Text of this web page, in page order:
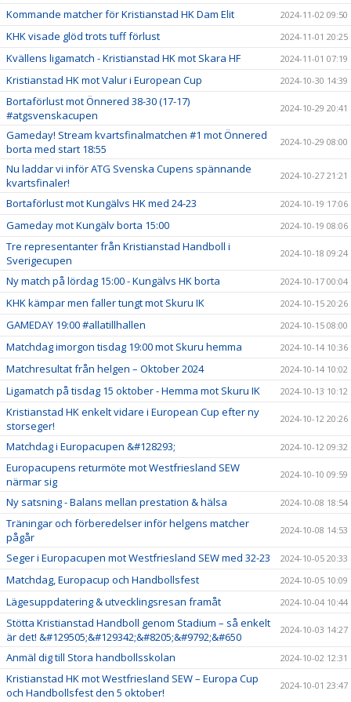
Kommande matcher för Kristianstad HK Dam Elit 2024-11-02 09:50
KHK visade glöd trots tuff förlust 2024-11-01 20:25
Kvällens ligamatch - Kristianstad HK mot Skara HF 2024-11-01 07:19
Kristianstad HK mot Valur i European Cup 2024-10-30 14:39
Bortaförlust mot Önnered 38-30 (17-17)
#atgsvenskacupen
2024-10-29 20:41
Gameday! Stream kvartsfinalmatchen #1 mot Önnered
borta med start 18:55
2024-10-29 08:00
Nu laddar vi inför ATG Svenska Cupens spännande
kvartsfinaler!
2024-10-27 21:21
Bortaförlust mot Kungälvs HK med 24-23 2024-10-19 17:06
Gameday mot Kungälv borta 15:00 2024-10-19 08:06
Tre representanter från Kristianstad Handboll i
Sverigecupen
2024-10-18 09:24
Ny match på lördag 15:00 - Kungälvs HK borta 2024-10-17 00:04
KHK kämpar men faller tungt mot Skuru IK 2024-10-15 20:26
GAMEDAY 19:00 #allatillhallen 2024-10-15 08:00
Matchdag imorgon tisdag 19:00 mot Skuru hemma 2024-10-14 10:36
Matchresultat från helgen – Oktober 2024 2024-10-14 10:02
Ligamatch på tisdag 15 oktober - Hemma mot Skuru IK 2024-10-13 10:12
Kristianstad HK enkelt vidare i European Cup efter ny
storseger!
2024-10-12 20:26
Matchdag i Europacupen &#128293; 2024-10-12 09:32
Europacupens returmöte mot Westfriesland SEW
närmar sig
2024-10-10 09:59
Ny satsning - Balans mellan prestation & hälsa 2024-10-08 18:54
Träningar och förberedelser inför helgens matcher
pågår
2024-10-08 14:53
Seger i Europacupen mot Westfriesland SEW med 32-23 2024-10-05 20:33
Matchdag, Europacup och Handbollsfest 2024-10-05 10:09
Lägesuppdatering & utvecklingsresan framåt 2024-10-04 10:44
Stötta Kristianstad Handboll genom Stadium – så enkelt
är det! &#129505;&#129342;&#8205;&#9792;&#650
2024-10-03 14:27
Anmäl dig till Stora handbollsskolan 2024-10-02 12:31
Kristianstad HK mot Westfriesland SEW – Europa Cup
och Handbollsfest den 5 oktober!
2024-10-01 23:47